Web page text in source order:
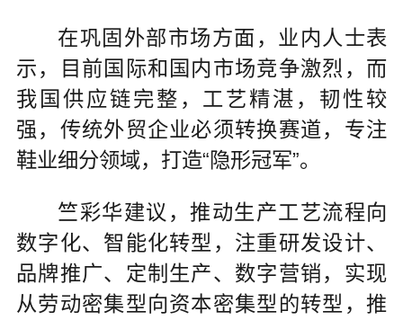
在巩固外部市场方面，业内人士表
示，目前国际和国内市场竞争激烈，而
我国供应链完整，工艺精湛，韧性较
强，传统外贸企业必须转换赛道，专注
鞋业细分领域，打造“隐形冠军”。
竺彩华建议，推动生产工艺流程向
数字化、智能化转型，注重研发设计、
品牌推广、定制生产、数字营销，实现
从劳动密集型向资本密集型的转型，推